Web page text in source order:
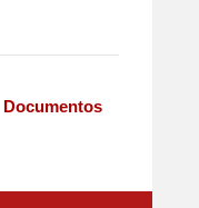
Documentos